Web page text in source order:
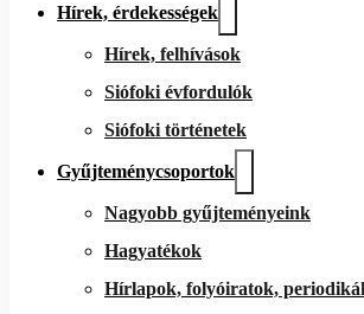
Hírek, érdekességek
Hírek, felhívások
Siófoki évfordulók
Siófoki történetek
Gyűjteménycsoportok
Nagyobb gyűjteményeink
Hagyatékok
Hírlapok, folyóiratok,